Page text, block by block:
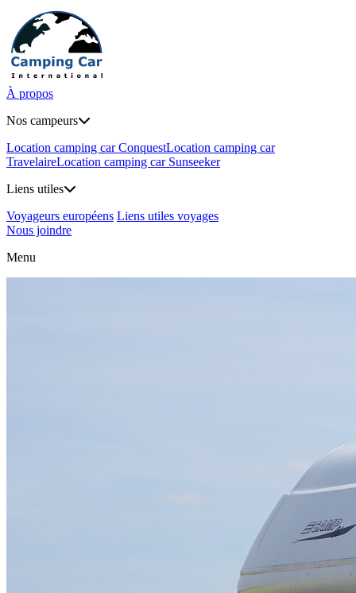
À propos
Nos campeurs
Location camping car ConquestLocation camping car
TravelaireLocation camping car Sunseeker
Liens utiles
Voyageurs européens Liens utiles voyages
Nous joindre
Menu